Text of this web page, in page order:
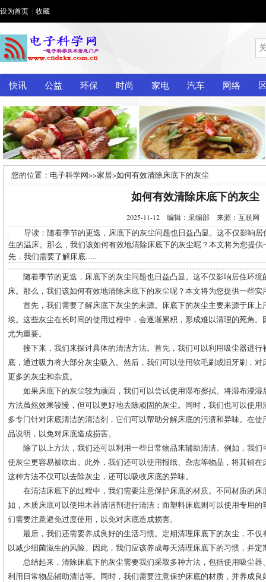
设为首页 收藏
快讯 公益 环保 时尚 家电 汽车 网络
您的位置： 电子科学网>>家居>如何有效清除床底下的灰尘
如何有效清除床底下的灰尘
2025-11-12 编辑：采编部 来源：互联网
导读：随着季节的更迭，床底下的灰尘问题也日益凸显。这不仅影响居
生的温床。那么，我们该如何有效地清除床底下的灰尘呢？本文将为您提
先，我们需要了解床底......
随着季节的更迭，床底下的灰尘问题也日益凸显。这不仅影响居住环
床。那么，我们该如何有效地清除床底下的灰尘呢？本文将为您提供一些
首先，我们需要了解床底下灰尘的来源。床底下的灰尘主要来源于床
埃。这些灰尘在长时间的使用过程中，会逐渐累积，形成难以清理的死角
尤为重要。
接下来，我们来探讨具体的清洁方法。首先，我们可以利用吸尘器进
底，通过吸力将大部分灰尘吸入。然后，我们可以使用软毛刷或旧牙刷，
更多的灰尘和杂质。
如果床底下的灰尘较为顽固，我们可以尝试使用湿布擦拭。将湿布浸
方法虽然效果较慢，但可以更好地去除顽固的灰尘。同时，我们也可以使
多专门针对床底清洁的清洁剂，它们可以帮助分解床底的污渍和异味。在
品说明，以免对床底造成损害。
除了以上方法，我们还可以利用一些日常物品来辅助清洁。例如，我
使灰尘更容易被吹出。此外，我们还可以使用报纸、杂志等物品，将其铺
这种方法不仅可以去除灰尘，还可以吸收床底的异味。
在清洁床底下的过程中，我们需要注意保护床底的材质。不同材质的
如，木质床底可以使用木器清洁剂进行清洁；而塑料床底则可以使用专用
们需要注意避免过度使用，以免对床底造成损害。
最后，我们还需要养成良好的生活习惯。定期清理床底下的灰尘，不
以减少细菌滋生的风险。因此，我们应该养成每天清理床底下的习惯，并定
总结起来，清除床底下的灰尘需要我们采取多种方法，包括使用吸尘
利用日常物品辅助清洁等。同时，我们需要注意保护床底的材质，并养成